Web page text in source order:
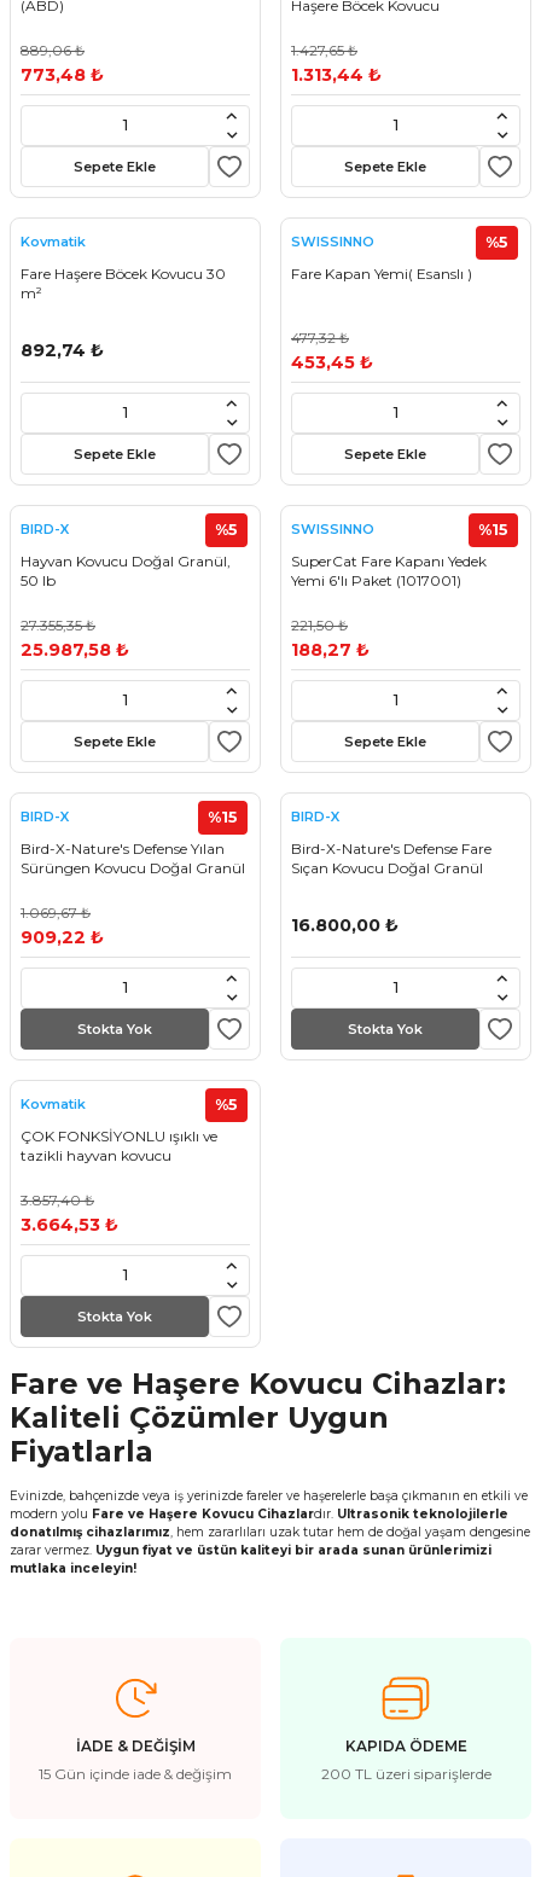
(ABD)
889,06 ₺
773,48 ₺
Sepete Ekle
Haşere Böcek Kovucu
1.427,65 ₺
1.313,44 ₺
Sepete Ekle
Kovmatik
Fare Haşere Böcek Kovucu 30
m²
892,74 ₺
Sepete Ekle
SWISSINNO
Fare Kapan Yemi( Esanslı )
%5
477,32 ₺
453,45 ₺
Sepete Ekle
BIRD-X
Hayvan Kovucu Doğal Granül,
50 lb
%5
27.355,35 ₺
25.987,58 ₺
Sepete Ekle
SWISSINNO
SuperCat Fare Kapanı Yedek
Yemi 6'lı Paket (1017001)
%15
221,50 ₺
188,27 ₺
Sepete Ekle
BIRD-X
Bird-X-Nature's Defense Yılan
Sürüngen Kovucu Doğal Granül
%15
1.069,67 ₺
909,22 ₺
Stokta Yok
BIRD-X
Bird-X-Nature's Defense Fare
Sıçan Kovucu Doğal Granül
16.800,00 ₺
Stokta Yok
Kovmatik
ÇOK FONKSİYONLU ışıklı ve
tazikli hayvan kovucu
%5
3.857,40 ₺
3.664,53 ₺
Stokta Yok
Fare ve Haşere Kovucu Cihazlar:
Kaliteli Çözümler Uygun
Fiyatlarla
Evinizde, bahçenizde veya iş yerinizde fareler ve haşerelerle başa çıkmanın en etkili ve
modern yolu Fare ve Haşere Kovucu Cihazlardır. Ultrasonik teknolojilerle
donatılmış cihazlarımız, hem zararlıları uzak tutar hem de doğal yaşam dengesine
zarar vermez. Uygun fiyat ve üstün kaliteyi bir arada sunan ürünlerimizi
mutlaka inceleyin!
İADE & DEĞİŞİM
15 Gün içinde iade & değişim
KAPIDA ÖDEME
200 TL üzeri siparişlerde